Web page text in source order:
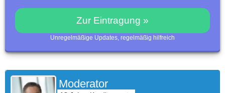
Zur Eintragung »
Unregelmäßige Updates, regelmäßig hilfreich
Moderator